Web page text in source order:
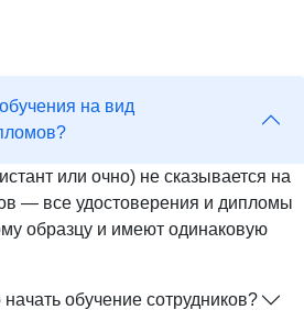
на вид
или очно) не сказывается на
— все удостоверения и дипломы
образцу и имеют одинаковую
обучение сотрудников?